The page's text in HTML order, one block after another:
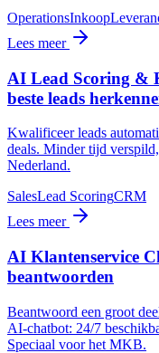
OperationsInkoop
Lees meer
AI Lead Scoring &
beste leads
Kwalificeer leads
deals. Minder tijd
Nederland.
SalesLead ScoringCRM
Lees meer
AI Klantenservice
beantwoorden
Beantwoord een groot
AI-chatbot: 24/7
Speciaal voor het MKB.